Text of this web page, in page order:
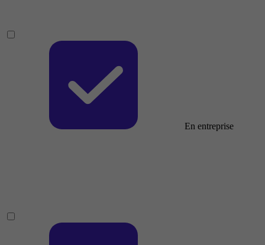
En entreprise